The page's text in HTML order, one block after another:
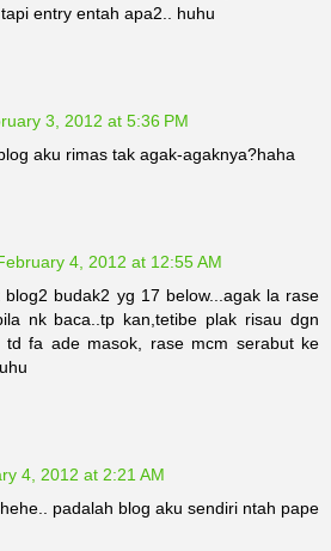
entry entah apa2.. huhu
3, 2012 at 5:36 PM
aku rimas tak agak-agaknya?haha
4, 2012 at 12:55 AM
blog2 budak2 yg 17 below...agak la rase
nk baca..tp kan,tetibe plak risau dgn
td fa ade masok, rase mcm serabut ke
4, 2012 at 2:21 AM
padalah blog aku sendiri ntah pape